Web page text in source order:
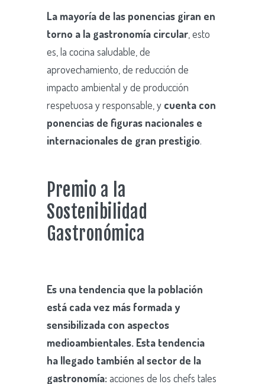
La mayoría de las ponencias giran en
torno a la gastronomía circular , esto
es, la cocina saludable, de
aprovechamiento, de reducción de
impacto ambiental y de producción
respetuosa y responsable, y cuenta con
ponencias de figuras nacionales e
internacionales de gran prestigio.
Premio a la
Sostenibilidad
Gastronómica
Es una tendencia que la población
está cada vez más formada y
sensibilizada con aspectos
medioambientales. Esta tendencia
ha llegado también al sector de la
gastronomía:acciones de los chefs tales